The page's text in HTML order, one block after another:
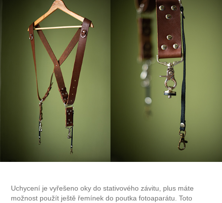
Uchycení je vyřešeno oky do stativového závitu, plus máte
možnost použít ještě řemínek do poutka fotoaparátu. Toto